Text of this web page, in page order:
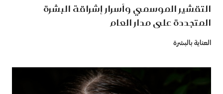
التقشير الموسمي وأسرار إشراقة البشرة
المتجددة على مدار العام
العناية بالبشرة